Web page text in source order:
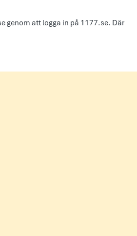
genom att logga in på 1177.se. Där